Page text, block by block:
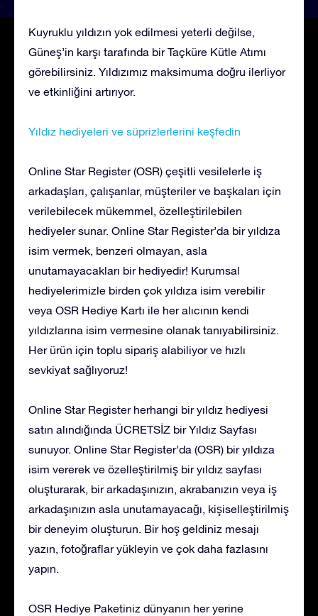
Kuyruklu yıldızın yok edilmesi yeterli değilse,
Güneş’in karşı tarafında bir Taçküre Kütle Atımı
görebilirsiniz. Yıldızımız maksimuma doğru ilerliyor
ve etkinliğini artırıyor.
Yıldız hediyeleri ve süprizlerlerini keşfedin
Online Star Register (OSR) çeşitli vesilelerle iş
arkadaşları, çalışanlar, müşteriler ve başkaları için
verilebilecek mükemmel, özelleştirilebilen
hediyeler sunar. Online Star Register’da bir yıldıza
isim vermek, benzeri olmayan, asla
unutamayacakları bir hediyedir! Kurumsal
hediyelerimizle birden çok yıldıza isim verebilir
veya OSR Hediye Kartı ile her alıcının kendi
yıldızlarına isim vermesine olanak tanıyabilirsiniz.
Her ürün için toplu sipariş alabiliyor ve hızlı
sevkiyat sağlıyoruz!
Online Star Register herhangi bir yıldız hediyesi
satın alındığında ÜCRETSİZ bir Yıldız Sayfası
sunuyor. Online Star Register’da (OSR) bir yıldıza
isim vererek ve özelleştirilmiş bir yıldız sayfası
oluşturarak, bir arkadaşınızın, akrabanızın veya iş
arkadaşınızın asla unutamayacağı, kişiselleştirilmiş
bir deneyim oluşturun. Bir hoş geldiniz mesajı
yazın, fotoğraflar yükleyin ve çok daha fazlasını
yapın.
OSR Hediye Paketiniz dünyanın her yerine